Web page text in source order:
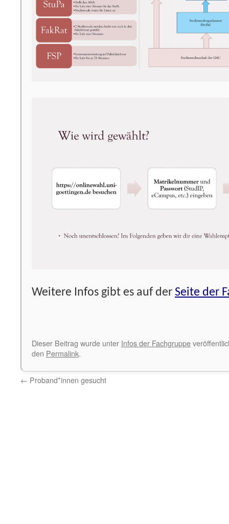
Weitere Infos gibt es auf der Seite der
Dieser Beitrag wurde unter Infos der Fachgruppe
den Permalink.
← Proband*innen gesucht